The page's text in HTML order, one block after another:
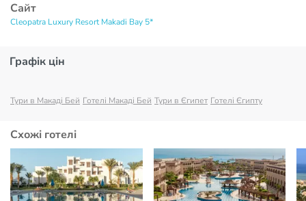
Сайт
Cleopatra Luxury Resort Makadi Bay 5*
Графік цін
Тури в Макаді Бей Готелі Макаді Бей Тури в Єгипет Готелі Єгипту
Схожі готелі